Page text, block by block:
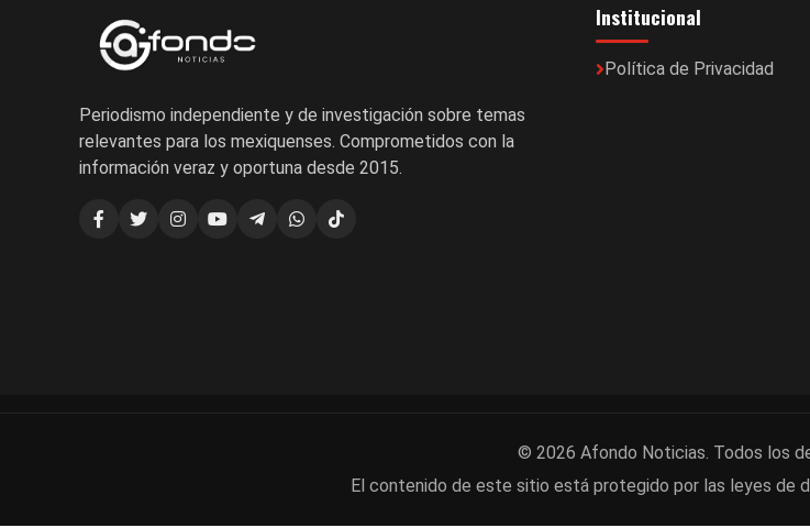
Periodismo independiente y de investigación sobre temas
relevantes para los mexiquenses. Comprometidos con la
información veraz y oportuna desde 2015.
Institucional
Política de Privacidad
© 2026 Afondo Noticias. Todos los
El contenido de este sitio está protegido por las leyes de